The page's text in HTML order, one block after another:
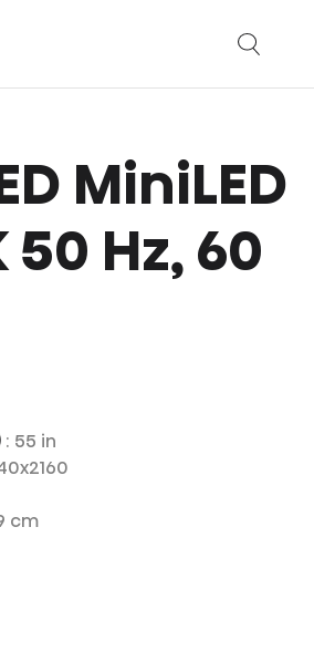
MiniLED
Hz, 60
: 55 in
cm